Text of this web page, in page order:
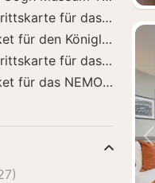
Amsterdam:
Amsterdam: Ticket